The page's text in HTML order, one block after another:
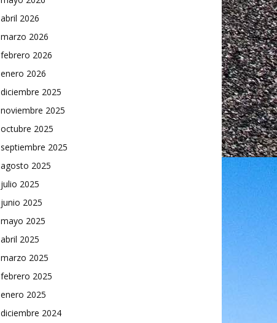
abril 2026
marzo 2026
febrero 2026
enero 2026
diciembre 2025
noviembre 2025
octubre 2025
septiembre 2025
agosto 2025
julio 2025
junio 2025
mayo 2025
abril 2025
marzo 2025
febrero 2025
enero 2025
diciembre 2024